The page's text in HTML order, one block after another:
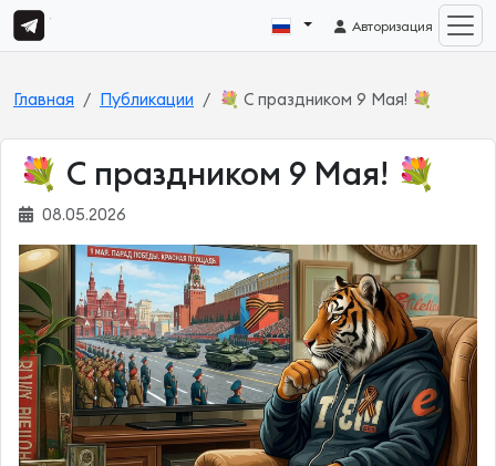
Авторизация
Главная Публикации 💐 С праздником 9 Мая! 💐
💐 С праздником 9 Мая! 💐
08.05.2026